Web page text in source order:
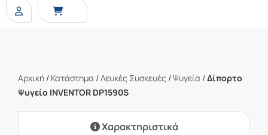
Αρχική / Κατάστημα /Λευκές Συσκευές / Ψυγεία /Δίπορτο
Ψυγείο INVENTOR DP1590S
Χαρακτηριστικά